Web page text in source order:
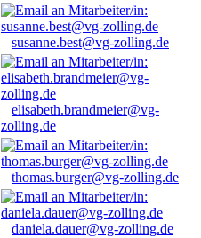
susanne.best@vg-zolling.de
elisabeth.brandmeier@vg-
zolling.de
thomas.burger@vg-zolling.de
daniela.dauer@vg-zolling.de